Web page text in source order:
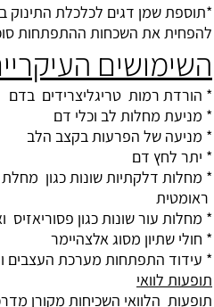
*תוספת שמן דגים לכלכלת התינוק
להפחית את השכחות ההתפתחות
השימושים
* הורדת רמות טריגליצרידים בדם
* מניעת מחלות לב וכלי דם
* מניעה של הפרעות בקצב הלב
* יתר לחץ דם
* מחלות דלקתיות שונות כגון
ראומטית
* מחלות עור שונות כגון פסוריאזיס
* חולי שתיון מסוג אלצהיימר
* עידוד התפתחות מערכת העצבים
תופעות לוואי
תופעות הלוואי השכיחות מקורן